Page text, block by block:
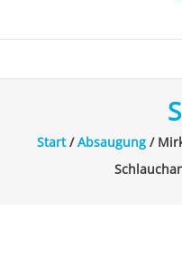
Start/Absaugung /